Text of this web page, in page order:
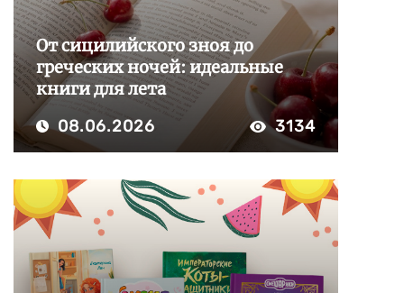
От сицилийского зноя до
греческих ночей: идеальные
книги для лета
08.06.2026 3134